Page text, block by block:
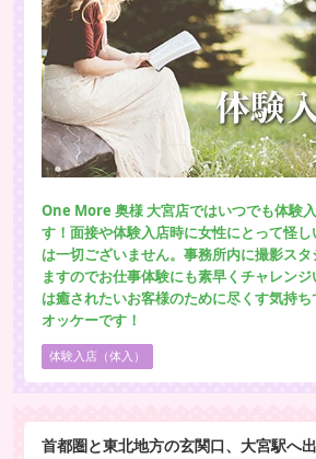
One More 奥様 大宮店ではいつでも体験
す！面接や体験入店時に女性にとって怪
は一切ございません。事務所内に撮影ス
ますのでお仕事体験にも素早くチャレン
は癒されたいお客様のために尽くす気持
オッケーです！
体験入店（体入）
首都圏と東北地方の玄関口、大宮駅へ